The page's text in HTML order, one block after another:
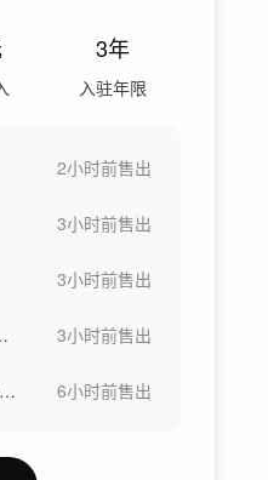
3年
入驻年限
2小时前售出
3小时前售出
3小时前售出
师工程师 3小时前售出
时间流逝创意时光意境片头抽象意境意象 6小时前售出